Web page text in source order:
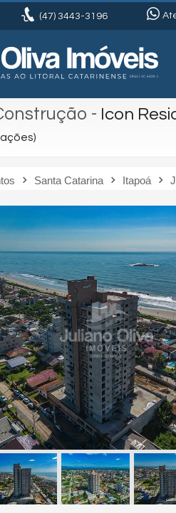
(47)3443-3196
- Icon
Santa Catarina Itapoá